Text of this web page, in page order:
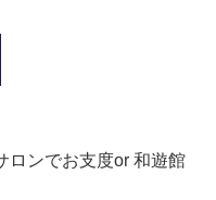
ンでお支度or 和遊館